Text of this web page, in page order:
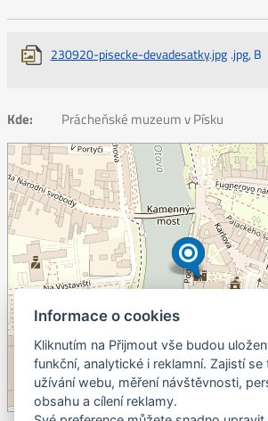
230920-pisecke-devadesatky.jpg .jpg, B
Kde: Prácheňské muzeum v Písku
©OpenStreetMapcontributors.
Informace o cookies
Kliknutím na Přijmout vše budou
funkční, analytické i reklamní. Zajistí
užívání webu, měření návštěvnosti,
obsahu a cílení reklamy.